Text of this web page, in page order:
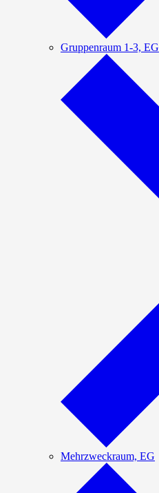
Gruppenraum 1-3, EG
Mehrzweckraum, EG